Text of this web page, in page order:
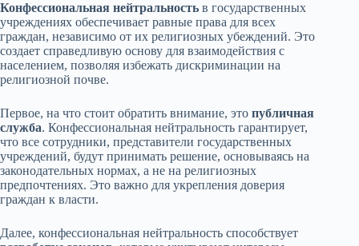
Конфессиональная нейтральность в государственных
учреждениях обеспечивает равные права для всех
граждан, независимо от их религиозных убеждений. Это
создает справедливую основу для взаимодействия с
населением, позволяя избежать дискриминации на
религиозной почве.
Первое, на что стоит обратить внимание, это публичная
служба. Конфессиональная нейтральность гарантирует,
что все сотрудники, представители государственных
учреждений, будут принимать решение, основываясь на
законодательных нормах, а не на религиозных
предпочтениях. Это важно для укрепления доверия
граждан к власти.
Далее, конфессиональная нейтральность способствует